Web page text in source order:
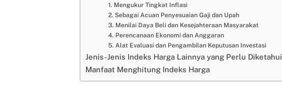
1. Mengukur Tingkat Inflasi
2. Sebagai Acuan Penyesuaian Gaji dan Upah
3. Menilai Daya Beli dan Kesejahteraan Masyarakat
4. Perencanaan Ekonomi dan Anggaran
5. Alat Evaluasi dan Pengambilan Keputusan Investasi
Jenis-Jenis Indeks Harga Lainnya yang Perlu Diketahui
Manfaat Menghitung Indeks Harga